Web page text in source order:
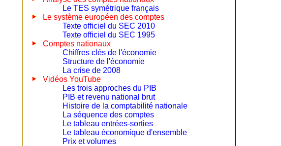
Le TES symétrique français
Le système européen des comptes
Texte officiel du SEC 2010
Texte officiel du SEC 1995
Comptes nationaux
Chiffres clés de l'économie
Structure de l'économie
La crise de 2008
Vidéos YouTube
Les trois approches du PIB
PIB et revenu national brut
Histoire de la comptabilité nationale
La séquence des comptes
Le tableau entrées-sorties
Le tableau économique d'ensemble
Prix et volumes